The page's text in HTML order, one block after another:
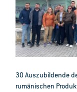
30 Auszubildende
rumänischen